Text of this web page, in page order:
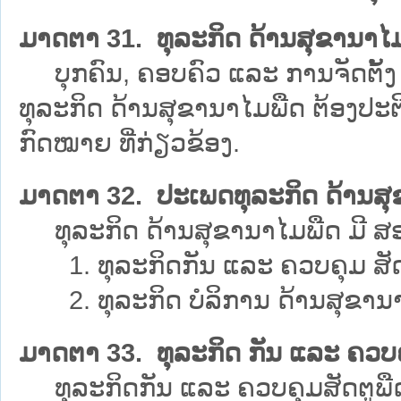
ມາດຕາ 31. ທຸລະກິດ ດ້ານສຸຂານາໄ
ບຸກຄົນ, ຄອບຄົວ ແລະ ການຈັດຕັ້ງ
ທຸລະກິດ ດ້ານສຸຂານາໄມພືດ ຕ້ອງປ
ກົດໝາຍ ທີ່ກ່ຽວຂ້ອງ.
ມາດຕາ 32. ປະເພດທຸລະກິດ ດ້ານສຸ
ທຸລະກິດ ດ້ານສຸຂານາໄມພືດ ມີ ສອ
1. ທຸລະກິດກັນ ແລະ ຄວບຄຸມ ສັ
2. ທຸລະກິດ ບໍລິການ ດ້ານສຸຂານ
ມາດຕາ 33. ທຸລະກິດ ກັນ ແລະ ຄວ
ທຸລະກິດກັນ ແລະ ຄວບຄຸມສັດຕູພື